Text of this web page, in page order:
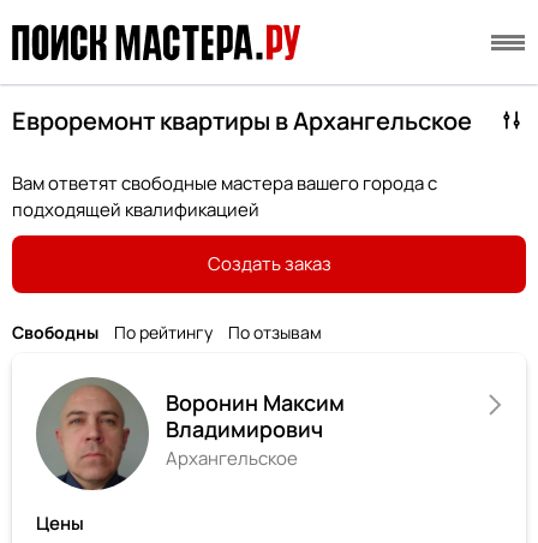
Евроремонт квартиры в Архангельское
Вам ответят свободные мастера вашего города с
подходящей квалификацией
Создать заказ
Свободны По рейтингу По отзывам
Воронин Максим
Владимирович
Архангельское
Цены